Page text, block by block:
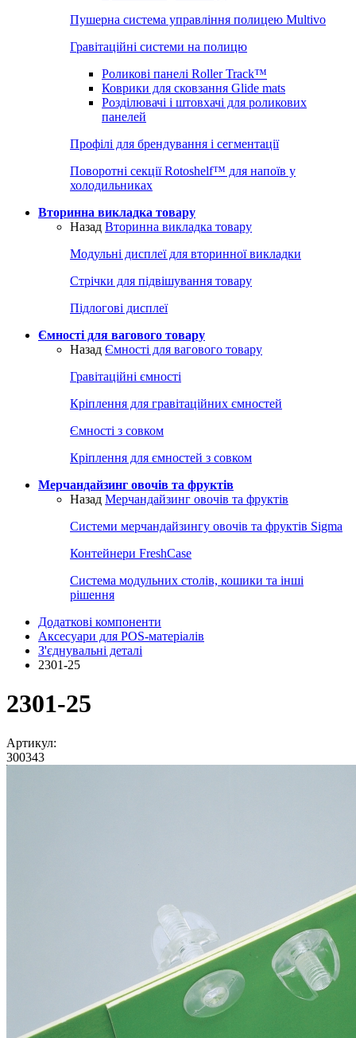
Пушерна система управління полицею Multivo
Гравітаційні системи на полицю
Роликові панелі Roller Track™
Коврики для сковзання Glide mats
Розділювачі і штовхачі для роликових
панелей
Профілі для брендування і сегментації
Поворотні секції Rotoshelf™ для напоїв у
холодильниках
Вторинна викладка товару
Назад Вторинна викладка товару
Модульні дисплеї для вторинної викладки
Стрічки для підвішування товару
Підлогові дисплеї
Ємності для вагового товару
Назад Ємності для вагового товару
Гравітаційні ємності
Кріплення для гравітаційних ємностей
Ємності з совком
Кріплення для ємностей з совком
Мерчандайзинг овочів та фруктів
Назад Мерчандайзинг овочів та фруктів
Системи мерчандайзингу овочів та фруктів Sigma
Контейнери FreshCase
Система модульних столів, кошики та інші
рішення
Додаткові компоненти
Аксесуари для POS-матеріалів
З'єднувальні деталі
2301-25
2301-25
Артикул:
300343